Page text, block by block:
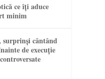
ce îți aduce
minim
surprinși cântând
de execuție